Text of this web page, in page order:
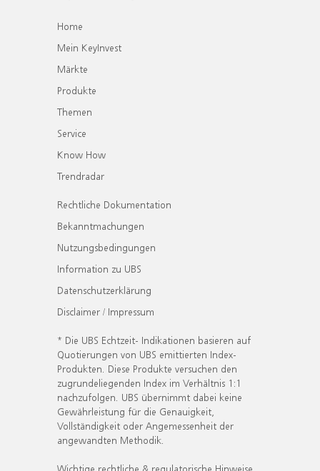
Home
Mein KeyInvest
Märkte
Produkte
Themen
Service
Know How
Trendradar
Rechtliche Dokumentation
Bekanntmachungen
Nutzungsbedingungen
Information zu UBS
Datenschutzerklärung
Disclaimer / Impressum
* Die UBS Echtzeit- Indikationen basieren auf
Quotierungen von UBS emittierten Index-
Produkten. Diese Produkte versuchen den
zugrundeliegenden Index im Verhältnis 1:1
nachzufolgen. UBS übernimmt dabei keine
Gewährleistung für die Genauigkeit,
Vollständigkeit oder Angemessenheit der
angewandten Methodik.